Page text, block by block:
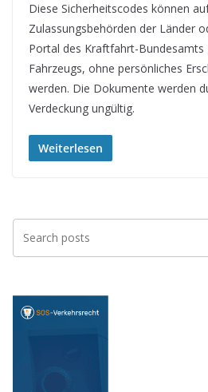
Diese Sicherheitscodes können
Zulassungsbehörden der Länder
Portal des Kraftfahrt-Bundesamts
Fahrzeugs, ohne persönliches
werden. Die Dokumente werden
Verdeckung ungültig.
Weiterlesen